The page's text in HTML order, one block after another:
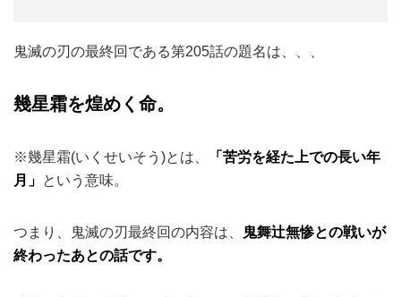
鬼滅の刃の最終回である第205話の題名は、、、
幾星霜を煌めく命。
※幾星霜(いくせいそう)とは、
「苦労を経た上での長い年
月」 という意味。
つまり、鬼滅の刃最終回の内容は、
鬼舞辻無惨との戦いが
終わったあとの話です。